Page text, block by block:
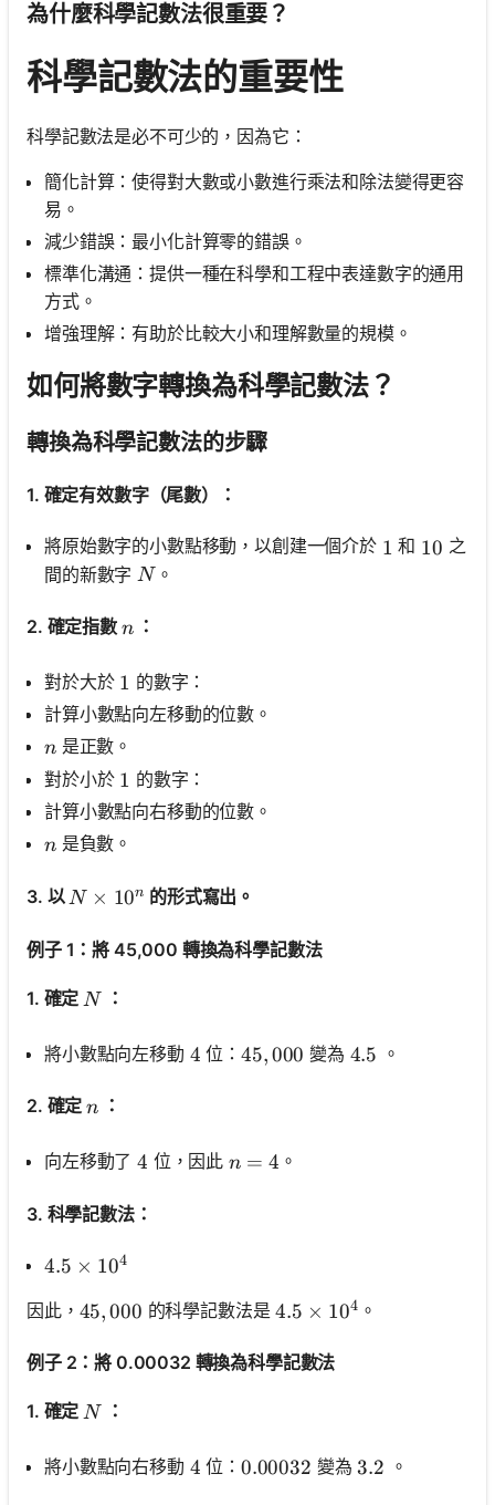
為什麼科學記數法很重要？
科學記數法的重要性
科學記數法是必不可少的，因為它：
簡化計算：使得對大數或小數進行乘法和除法變得更容
易。
減少錯誤：最小化計算零的錯誤。
標準化溝通：提供一種在科學和工程中表達數字的通用
方式。
增強理解：有助於比較大小和理解數量的規模。
如何將數字轉換為科學記數法？
轉換為科學記數法的步驟
1. 確定有效數字（尾數）：
將原始數字的小數點移動，以創建一個介於 1
1 和 10
10 之
間的新數字 N
N 。
2. 確定指數 n
n：
對於大於 1
1 的數字：
計算小數點向左移動的位數。
n
n是正數。
對於小於 1
1 的數字：
計算小數點向右移動的位數。
n
n是負數。
3. 以N \times 10^n
N × 10n 的形式寫出。
例子 1：將 45,000 轉換為科學記數法
1. 確定 N
N ：
將小數點向左移動 4
4 位： 45,000
45,000 變為 4.5
4.5 。
2. 確定n
n：
向左移動了4
4 位，因此 n=4
n = 4 。
3. 科學記數法：
4.5 \times 10^4
4.5 × 104
因此， 45,000
45,000 的科學記數法是4.5 \times 10^4
4.5 × 104 。
例子 2：將 0.00032 轉換為科學記數法
1. 確定 N
N ：
將小數點向右移動 4
4 位： 0.00032
0.00032 變為3.2
3.2 。